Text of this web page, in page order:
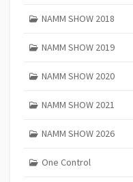
NAMM SHOW 2018
NAMM SHOW 2019
NAMM SHOW 2020
NAMM SHOW 2021
NAMM SHOW 2026
One Control